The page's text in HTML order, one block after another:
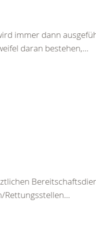
immer dann
daran bestehen,...
Rettungsstellen...